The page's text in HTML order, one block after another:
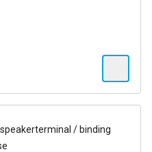
/ binding